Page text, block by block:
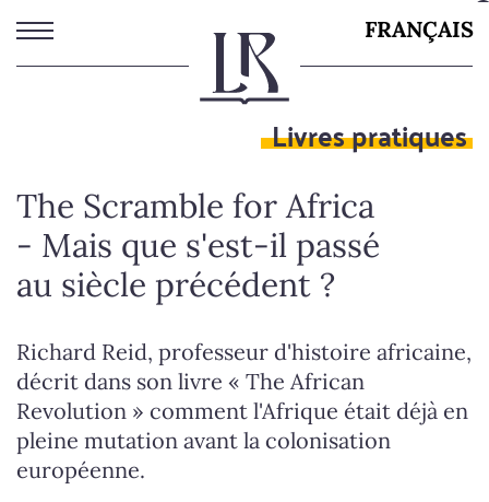
Aller
au
contenu
FRANÇAIS
Livres pratiques
The Scramble for Africa
- Mais que s'est-il passé
au siècle précédent ?
Richard Reid, professeur d'histoire africaine,
décrit dans son livre « The African
Revolution » comment l'Afrique était déjà en
pleine mutation avant la colonisation
européenne.